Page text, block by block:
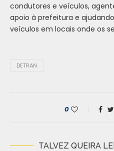
condutores e veículos,
apoio à prefeitura e
veículos em locais onde os
DETRAN
0
TALVEZ QUEIRA